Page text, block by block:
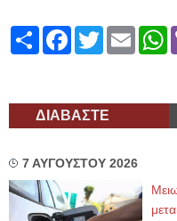
ShareFacebook
TwitterEmail
ΔΙΑΒΑΣΤΕ
7 ΑΥΓΟΥΣΤΟΥ 2026